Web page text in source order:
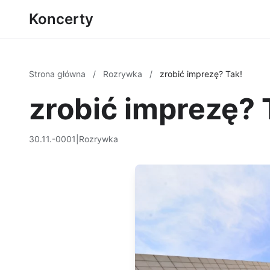
Koncerty
Strona główna / Rozrywka / zrobić imprezę? Tak!
zrobić imprezę?
30.11.-0001 Rozrywka